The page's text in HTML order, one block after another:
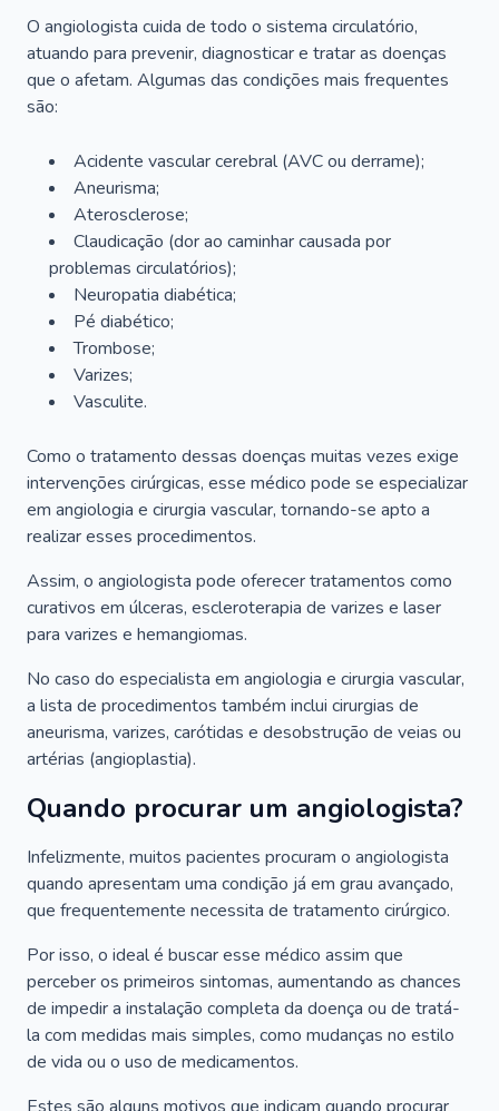
O angiologista cuida de todo o sistema circulatório,
atuando para prevenir, diagnosticar e tratar as doenças
que o afetam. Algumas das condições mais frequentes
são:
Acidente vascular cerebral (AVC ou derrame);
Aneurisma;
Aterosclerose;
Claudicação (dor ao caminhar causada por
problemas circulatórios);
Neuropatia diabética;
Pé diabético;
Trombose;
Varizes;
Vasculite.
Como o tratamento dessas doenças muitas vezes exige
intervenções cirúrgicas, esse médico pode se especializar
em angiologia e cirurgia vascular, tornando-se apto a
realizar esses procedimentos.
Assim, o angiologista pode oferecer tratamentos como
curativos em úlceras, escleroterapia de varizes e laser
para varizes e hemangiomas.
No caso do especialista em angiologia e cirurgia vascular,
a lista de procedimentos também inclui cirurgias de
aneurisma, varizes, carótidas e desobstrução de veias ou
artérias (angioplastia).
Quando procurar um angiologista?
Infelizmente, muitos pacientes procuram o angiologista
quando apresentam uma condição já em grau avançado,
que frequentemente necessita de tratamento cirúrgico.
Por isso, o ideal é buscar esse médico assim que
perceber os primeiros sintomas, aumentando as chances
de impedir a instalação completa da doença ou de tratá-
la com medidas mais simples, como mudanças no estilo
de vida ou o uso de medicamentos.